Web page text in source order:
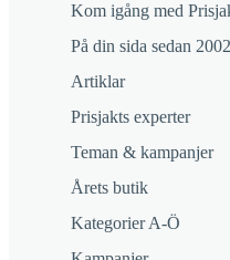
Kom igång med
På din sida sedan 2002
Artiklar
Prisjakts experter
Teman & kampanjer
Årets butik
Kategorier A-Ö